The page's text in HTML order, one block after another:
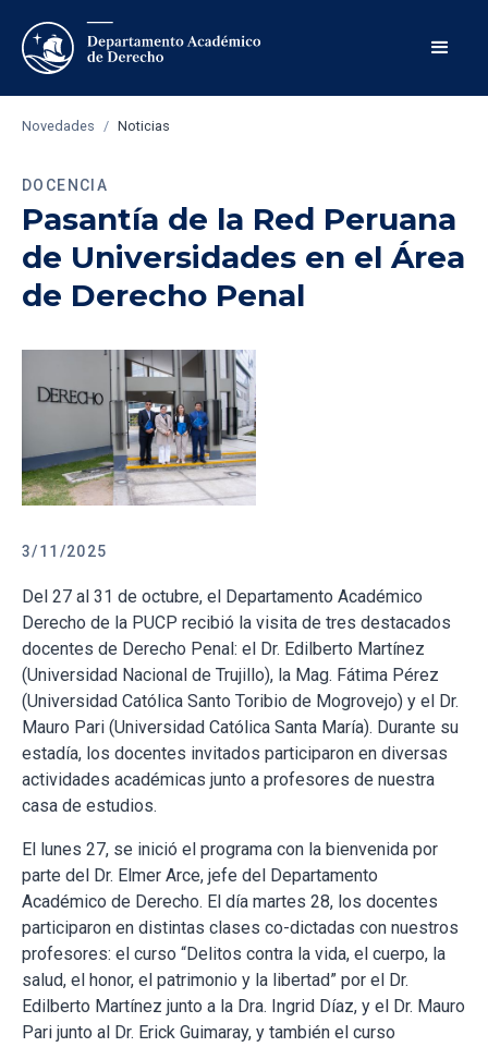
Novedades / Noticias
DOCENCIA
Pasantía de la Red Peruana
de Universidades en el Área
de Derecho Penal
3/11/2025
Del 27 al 31 de octubre, el Departamento Académico
Derecho de la PUCP recibió la visita de tres destacados
docentes de Derecho Penal: el Dr. Edilberto Martínez
(Universidad Nacional de Trujillo), la Mag. Fátima Pérez
(Universidad Católica Santo Toribio de Mogrovejo) y el Dr.
Mauro Pari (Universidad Católica Santa María). Durante su
estadía, los docentes invitados participaron en diversas
actividades académicas junto a profesores de nuestra
casa de estudios.
El lunes 27, se inició el programa con la bienvenida por
parte del Dr. Elmer Arce, jefe del Departamento
Académico de Derecho. El día martes 28, los docentes
participaron en distintas clases co-dictadas con nuestros
profesores: el curso “Delitos contra la vida, el cuerpo, la
salud, el honor, el patrimonio y la libertad” por el Dr.
Edilberto Martínez junto a la Dra. Ingrid Díaz, y el Dr. Mauro
Pari junto al Dr. Erick Guimaray, y también el curso